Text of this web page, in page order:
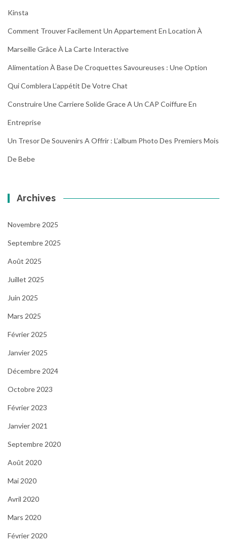
Kinsta
Comment Trouver Facilement Un Appartement En Location À
Marseille Grâce À La Carte Interactive
Alimentation À Base De Croquettes Savoureuses : Une Option
Qui Comblera L’appétit De Votre Chat
Construire Une Carriere Solide Grace A Un CAP Coiffure En
Entreprise
Un Tresor De Souvenirs A Offrir : L’album Photo Des Premiers Mois
De Bebe
Archives
Novembre 2025
Septembre 2025
Août 2025
Juillet 2025
Juin 2025
Mars 2025
Février 2025
Janvier 2025
Décembre 2024
Octobre 2023
Février 2023
Janvier 2021
Septembre 2020
Août 2020
Mai 2020
Avril 2020
Mars 2020
Février 2020